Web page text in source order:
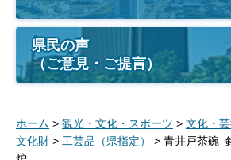
県民の声
（ご意見・ご提言）
ホーム > 観光・文化・スポーツ > 文化・
文化財 > 工芸品（県指定）
> 青井戸茶碗